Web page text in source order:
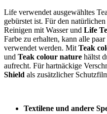
Life verwendet ausgewähltes
gebürstet ist. Für den
Reinigen mit Wasser und Life
Farbe zu erhalten, kann alle
verwendet werden. Mit Teak
und Teak colour nature hältst
aufrecht. Für hartnäckige
Shield als zusätzlicher
Textilene und andere